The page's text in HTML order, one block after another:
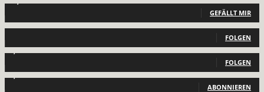
GEFÄLLT MIR
440 Follower
FOLGEN
2,040 Follower
FOLGEN
1,150 Abonnenten
ABONNIEREN